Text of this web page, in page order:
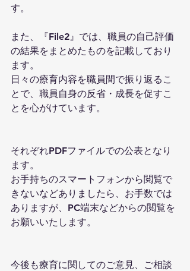
す。
また、『File2』では、職員の自己評価
の結果をまとめたものを記載しており
ます。
日々の療育内容を職員間で振り返るこ
とで、職員自身の反省・成長を促すこ
とを心がけています。
それぞれPDFファイルでの公表となり
ます。
お手持ちのスマートフォンから閲覧で
きないなどありましたら、お手数では
ありますが、PC端末などからの閲覧を
お願いいたします。
今後も療育に関してのご意見、ご相談